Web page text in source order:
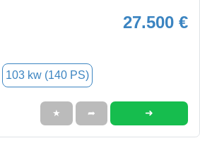
27.500 €
103 kw (140 PS)
★ ➦ ➜